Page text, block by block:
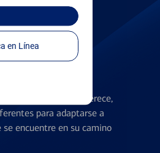
Continúe para entrar en la Banca en Línea
que usted se merece,
para adaptarse a
se encuentre en su camino